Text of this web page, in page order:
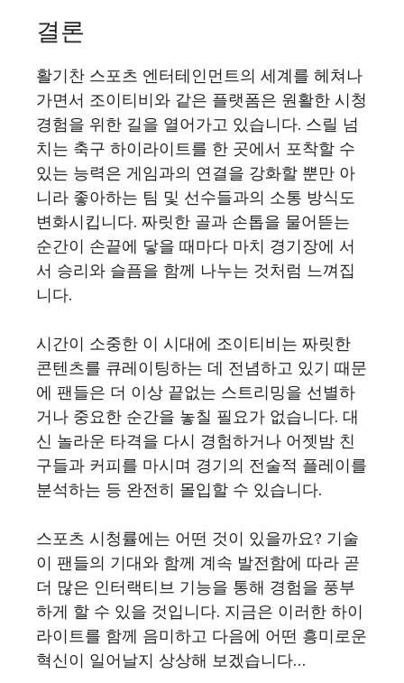
결론
활기찬 스포츠 엔터테인먼트의 세계를 헤쳐나
가면서 조이티비와 같은 플랫폼은 원활한 시청
경험을 위한 길을 열어가고 있습니다. 스릴 넘
치는 축구 하이라이트를 한 곳에서 포착할 수
있는 능력은 게임과의 연결을 강화할 뿐만 아
니라 좋아하는 팀 및 선수들과의 소통 방식도
변화시킵니다. 짜릿한 골과 손톱을 물어뜯는
순간이 손끝에 닿을 때마다 마치 경기장에 서
서 승리와 슬픔을 함께 나누는 것처럼 느껴집
니다.
시간이 소중한 이 시대에 조이티비는 짜릿한
콘텐츠를 큐레이팅하는 데 전념하고 있기 때문
에 팬들은 더 이상 끝없는 스트리밍을 선별하
거나 중요한 순간을 놓칠 필요가 없습니다. 대
신 놀라운 타격을 다시 경험하거나 어젯밤 친
구들과 커피를 마시며 경기의 전술적 플레이를
분석하는 등 완전히 몰입할 수 있습니다.
스포츠 시청률에는 어떤 것이 있을까요? 기술
이 팬들의 기대와 함께 계속 발전함에 따라 곧
더 많은 인터랙티브 기능을 통해 경험을 풍부
하게 할 수 있을 것입니다. 지금은 이러한 하이
라이트를 함께 음미하고 다음에 어떤 흥미로운
혁신이 일어날지 상상해 보겠습니다…